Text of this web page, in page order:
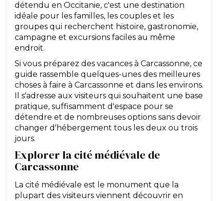
détendu en Occitanie, c'est une destination
idéale pour les familles, les couples et les
groupes qui recherchent histoire, gastronomie,
campagne et excursions faciles au même
endroit.
Si vous préparez des vacances à Carcassonne, ce
guide rassemble quelques-unes des meilleures
choses à faire à Carcassonne et dans les environs.
Il s'adresse aux visiteurs qui souhaitent une base
pratique, suffisamment d'espace pour se
détendre et de nombreuses options sans devoir
changer d'hébergement tous les deux ou trois
jours.
Explorer la cité médiévale de
Carcassonne
La cité médiévale est le monument que la
plupart des visiteurs viennent découvrir en